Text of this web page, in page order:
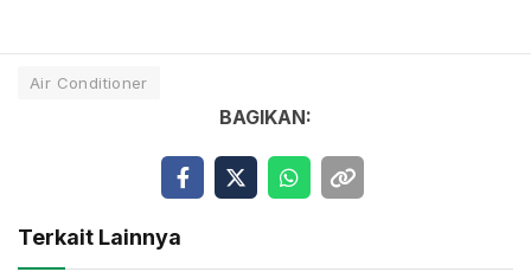
Air Conditioner
BAGIKAN:
Terkait Lainnya